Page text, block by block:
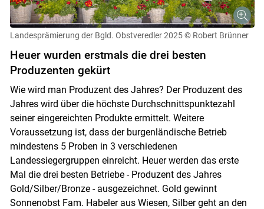
Landesprämierung der Bgld. Obstveredler 2025 © Robert Brünner
Heuer wurden erstmals die drei besten
Produzenten gekürt
Wie wird man Produzent des Jahres? Der Produzent des
Jahres wird über die höchste Durchschnittspunktezahl
seiner eingereichten Produkte ermittelt. Weitere
Voraussetzung ist, dass der burgenländische Betrieb
mindestens 5 Proben in 3 verschiedenen
Landessiegergruppen einreicht. Heuer werden das erste
Mal die drei besten Betriebe - Produzent des Jahres
Gold/Silber/Bronze - ausgezeichnet. Gold gewinnt
Sonnenobst Fam. Habeler aus Wiesen, Silber geht an den